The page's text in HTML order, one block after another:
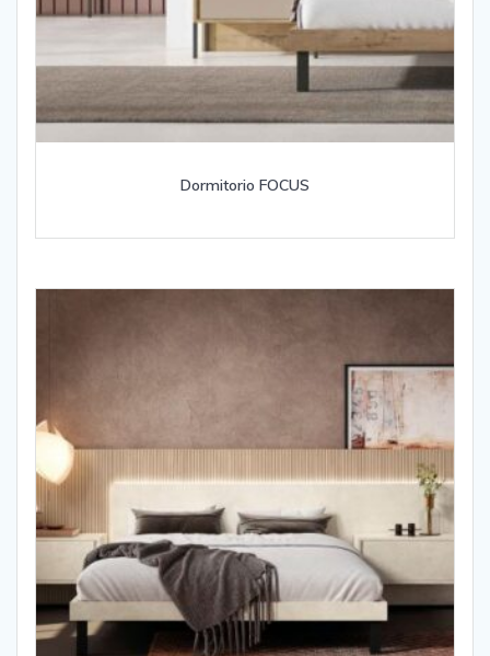
Dormitorio FOCUS